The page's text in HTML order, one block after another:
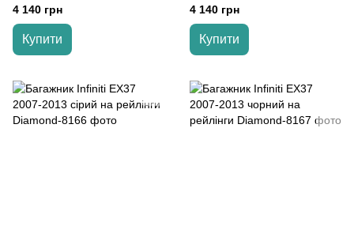
4 140 грн
Купити
4 140 грн
Купити